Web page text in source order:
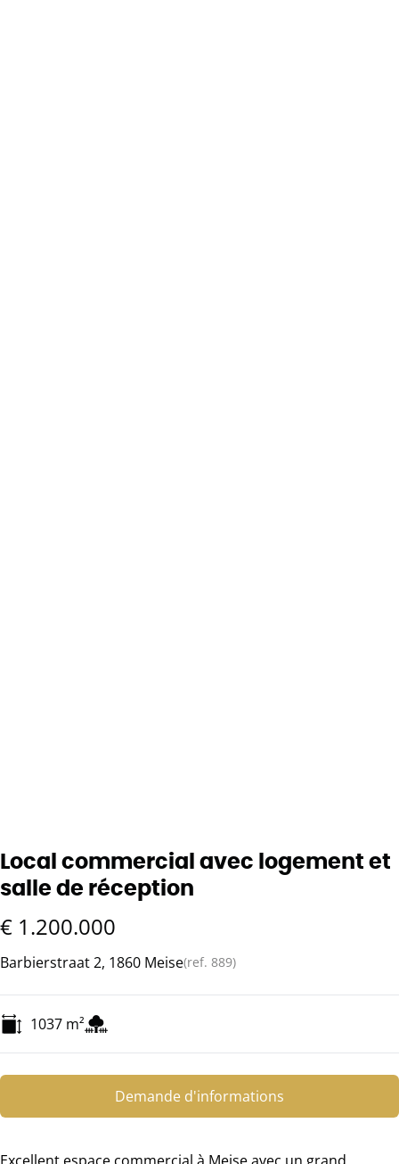
Local commercial avec logement et
salle de réception
€ 1.200.000
Barbierstraat 2, 1860 Meise(ref. 889)
1037 m²
Demande d'informations